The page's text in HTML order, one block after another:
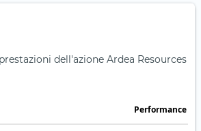
dell'azione Ardea Resources
Performance